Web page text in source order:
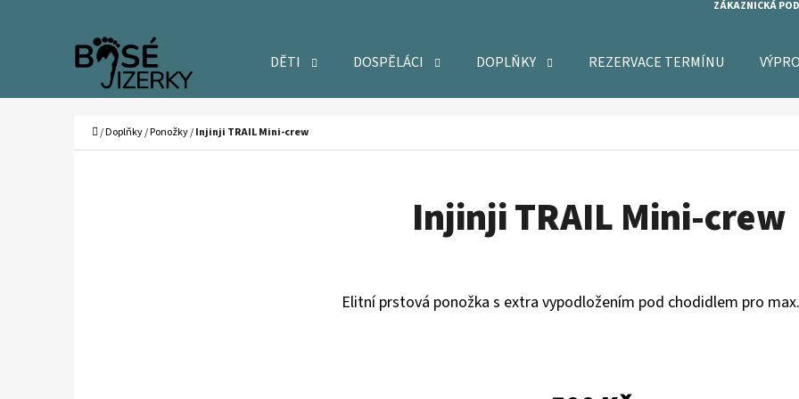
ZÁKAZNICKÁ
DĚTI DOSPĚLÁCI DOPLŇKY REZERVACE TERMÍNU
Domů
/Doplňky/Ponožky/Injinji TRAIL Mini-crew
Injinji TRAIL Mini-crew
Elitní prstová ponožka s extra vypodložením pod chodidlem pro
Í
Zpět
do
obchodu
Zpět
do
obchodu